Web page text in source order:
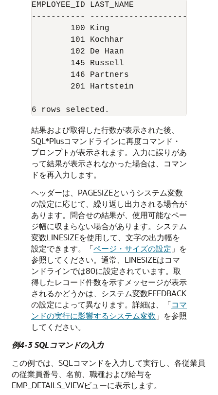
EMPLOYEE_ID LAST_NAME
----------- -------------------------
100 King
101 Kochhar
102 De Haan
145 Russell
146 Partners
201 Hartstein
6 rows selected.
結果および取得した行数が表示された後、
SQL*Plusコマンドラインに再度コマンド・
プロンプトが表示されます。入力に誤りがあ
って結果が表示されなかった場合は、コマン
ドを再入力します。
ヘッダーは、PAGESIZEというシステム変数
の設定に応じて、繰り返し出力される場合が
あります。問合せの結果が、使用可能なペー
ジ幅に収まらない場合があります。システム
変数LINESIZEを使用して、文字の出力幅を
設定できます。「ページ・サイズの設定 」を
参照してください。通常、LINESIZEはコマ
ンドラインでは80に設定されています。取
得したレコード件数を示すメッセージが表示
されるかどうかは、システム変数FEEDBACK
の設定によって異なります。詳細は、「コマ
ンドの実行に影響するシステム変数 」を参照
してください。
例4-3 SQLコマンドの入力
この例では、SQLコマンドを入力して実行し、各従業員
の従業員番号、名前、職種および給与を
EMP_DETAILS_VIEWビューに表示します。